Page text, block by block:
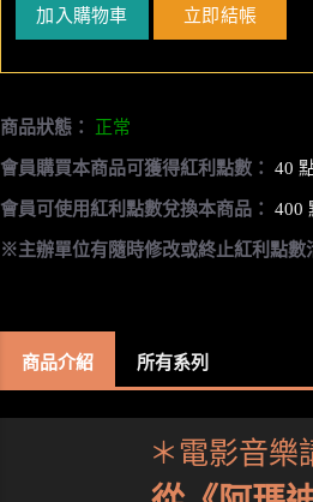
加入購物車 立即結帳
商品狀態： 正常
會員購買本商品可獲得紅利點數： 40
會員可使用紅利點數兌換本商品： 400
※主辦單位有隨時修改或終止紅利點數
商品介紹 所有系列
＊電影音樂